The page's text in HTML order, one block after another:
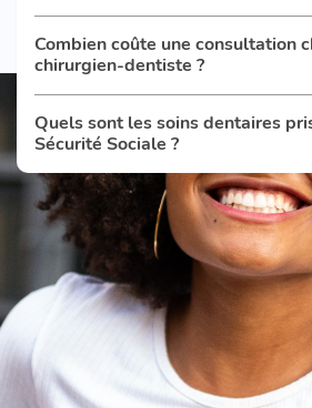
Combien coûte une consultation
chirurgien-dentiste ?
Quels sont les soins dentaires
Sécurité Sociale ?